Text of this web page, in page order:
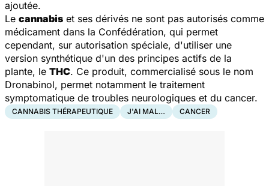
ajoutée.
Le cannabis et ses dérivés ne sont pas autorisés comme
médicament dans la Confédération, qui permet
cependant, sur autorisation spéciale, d'utiliser une
version synthétique d'un des principes actifs de la
plante, le THC. Ce produit, commercialisé sous le nom
Dronabinol, permet notamment le traitement
symptomatique de troubles neurologiques et du cancer.
CANNABIS THÉRAPEUTIQUE J'AI MAL… CANCER